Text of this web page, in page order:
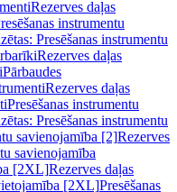
Rezerves daļas
instrumentu
Presēšanas instrumentu
Rezerves daļas
Pārbaudes
Rezerves daļas
Presēšanas instrumentu
Presēšanas instrumentu
savienojamība [2]Rezerves
savienojamība
[2XL]Rezerves daļas
[2XL]Presēšanas